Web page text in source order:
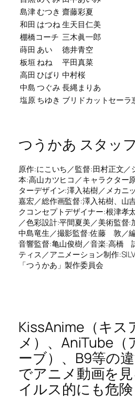
島津 むつき 齋藤彩夏
和田 はつね 生天目仁美
棚橋コーチ 三木眞一郎
蒔田 あい
徳井青空
板垣 ねね
平田真菜
高田 ひばり 中村桜
中島 つぐみ 長縄まりあ
塩原 ちゆき ブリドカットセーラ
つうかあ スタッ
原作:にこいち／監督:田村正文／
本:高山カツヒコ／キャラクター
ターデザイン:澤入祐樹／メカニ
嘉宏／総作画監督:澤入祐樹、山
クコンセプトデザイナー:根津孝
／色彩設計:平間夏美／美術監
中島竜生／撮影監督:佐藤 敦／
音響監督:亀山俊樹／音楽:高橋
ティス／アニメーション制作
「つうかあ」製作委員会
KissAnime（キス
メ）、AniTube（
ーブ）、B9等の
でアニメ動画を
イルス的にも危険